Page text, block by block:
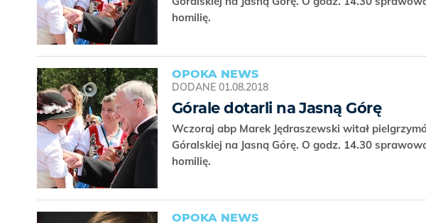
homilię.
OPOKA NEWS
DODANE 01.08.2018
Górale dotarli na Jasną Górę
Wczoraj abp Marek Jędraszewski witał
Góralskiej na Jasną Górę. O godz. 14.30
homilię.
OPOKA NEWS